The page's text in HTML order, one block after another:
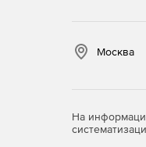
Москва
На